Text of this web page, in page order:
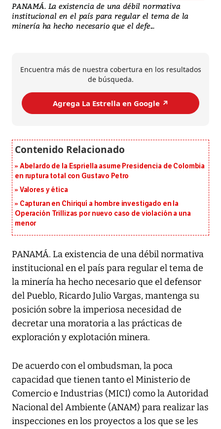
PANAMÁ. La existencia de una débil normativa
institucional en el país para regular el tema de la
minería ha hecho necesario que el defe...
Encuentra más de nuestra cobertura en los resultados
de búsqueda.
Agrega La Estrella en Google ↗️
Abelardo de la Espriella asume Presidencia de Colombia
en ruptura total con Gustavo Petro
Valores y ética
Capturan en Chiriquí a hombre investigado en la
Operación Trillizas por nuevo caso de violación a una
menor
PANAMÁ. La existencia de una débil normativa
institucional en el país para regular el tema de
la minería ha hecho necesario que el defensor
del Pueblo, Ricardo Julio Vargas, mantenga su
posición sobre la imperiosa necesidad de
decretar una moratoria a las prácticas de
exploración y explotación minera.
De acuerdo con el ombudsman, la poca
capacidad que tienen tanto el Ministerio de
Comercio e Industrias (MICI) como la Autoridad
Nacional del Ambiente (ANAM) para realizar las
inspecciones en los proyectos a los que se les